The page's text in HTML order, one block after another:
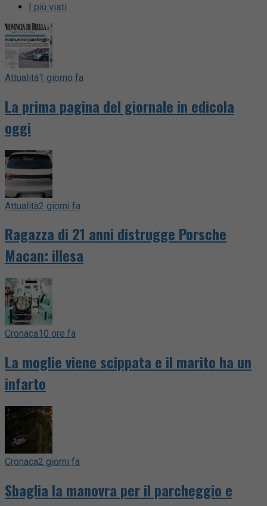
I più visti
Attualità1 giorno fa
La prima pagina del giornale in edicola
oggi
Attualità2 giorni fa
Ragazza di 21 anni distrugge Porsche
Macan: illesa
Cronaca10 ore fa
La moglie viene scippata e il marito ha un
infarto
Cronaca2 giorni fa
Sbaglia la manovra per il parcheggio e